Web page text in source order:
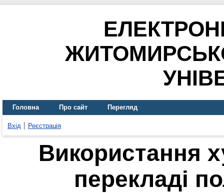
Головна Про сайт Перегляд
Вхід Реєстрація
Використання
перекладі